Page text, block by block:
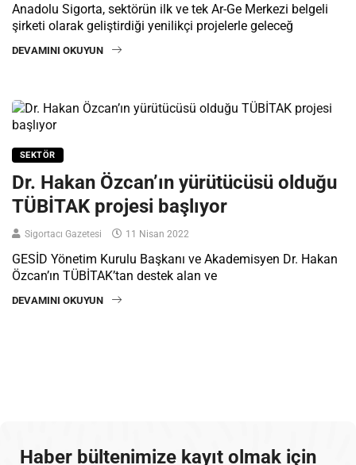
Anadolu Sigorta, sektörün ilk ve tek Ar-Ge Merkezi belgeli
şirketi olarak geliştirdiği yenilikçi projelerle geleceğ
DEVAMINI OKUYUN
SEKTÖR
Dr. Hakan Özcan’ın yürütücüsü olduğu
TÜBİTAK projesi başlıyor
Sigortacı Gazetesi 11 Nisan 2022
GESİD Yönetim Kurulu Başkanı ve Akademisyen Dr. Hakan
Özcan’ın TÜBİTAK’tan destek alan ve
DEVAMINI OKUYUN
Haber bültenimize kayıt olmak için